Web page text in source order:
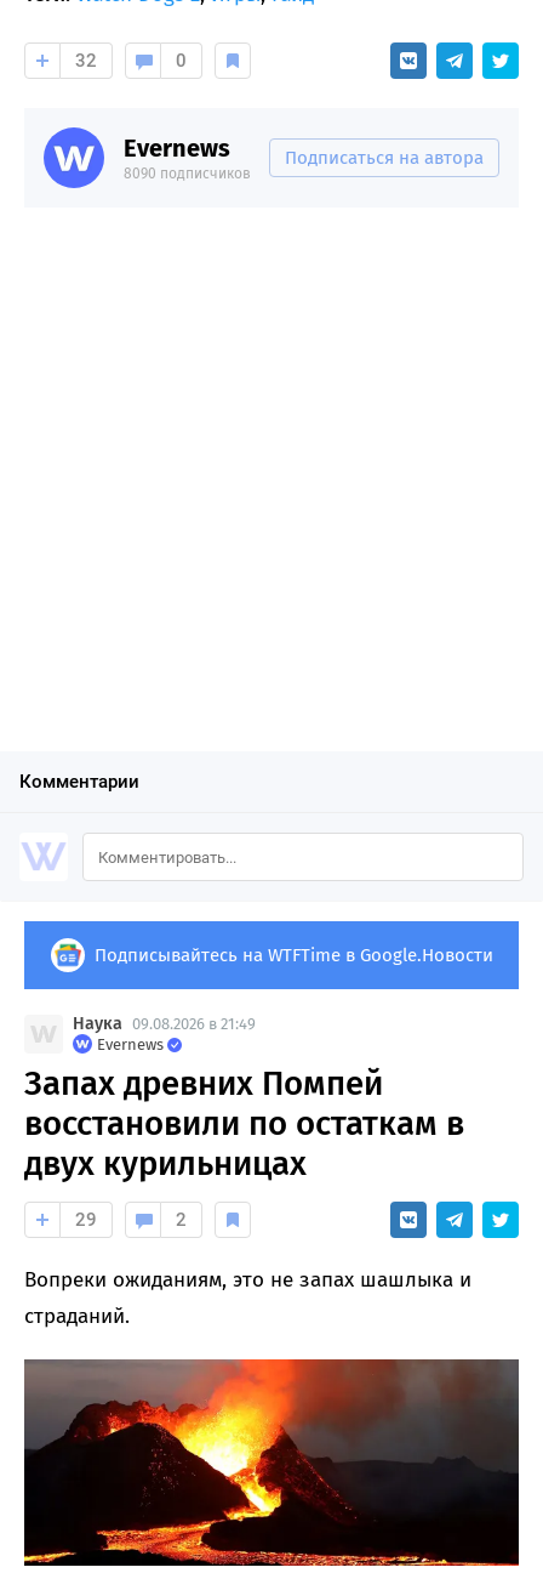
32 0
Evernews
8090 подписчиков
Подписаться на автора
Комментарии
Подписывайтесь на WTFTime в Google.Новости
Наука 09.08.2026 в 21:49
Evernews
Запах древних Помпей
восстановили по остаткам в
двух курильницах
29 2
Вопреки ожиданиям, это не запах шашлыка и
страданий.